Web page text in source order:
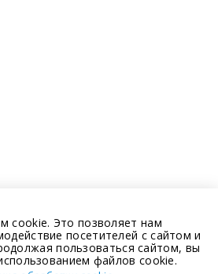
cookie. Это позволяет нам
посетителей с сайтом и
пользоваться сайтом, вы
файлов cookie.